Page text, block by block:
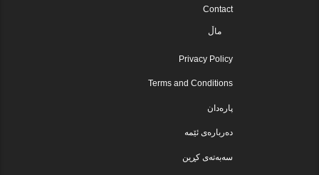
Contact
ماڵ
Privacy Policy
Terms and Conditions
پارەدان
دەربارەی ئێمە
سەبەتەی کڕین